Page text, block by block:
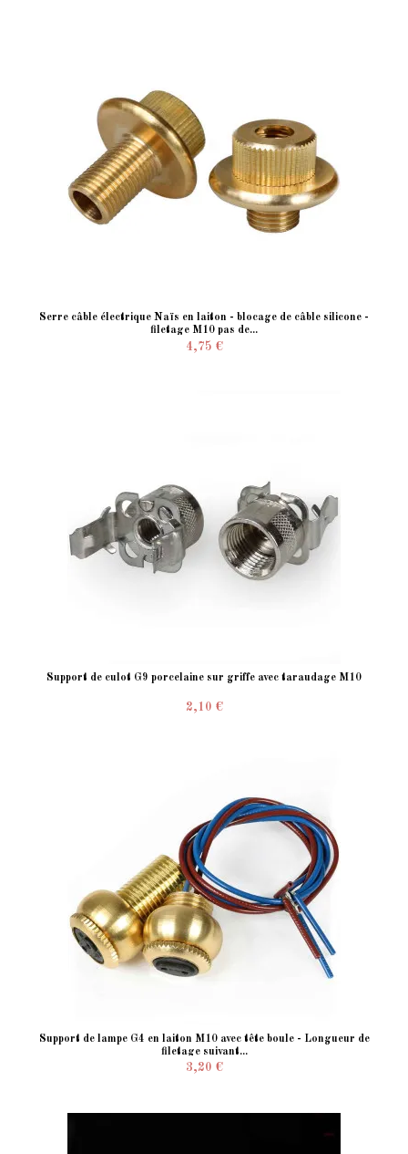
Serre câble électrique Naïs en laiton - blocage de câble silicone -
filetage M10 pas de...
4,75 €
Support de culot G9 porcelaine sur griffe avec taraudage M10
2,10 €
Support de lampe G4 en laiton M10 avec tête boule - Longueur de
filetage suivant...
3,20 €